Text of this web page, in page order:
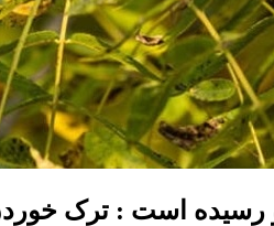
رسیده است : ترک